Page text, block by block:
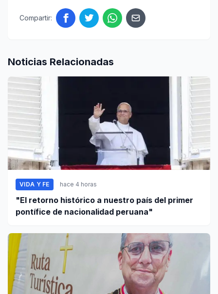
Compartir:
Noticias Relacionadas
VIDA Y FE hace 4 horas
"El retorno histórico a nuestro país del primer
pontífice de nacionalidad peruana"